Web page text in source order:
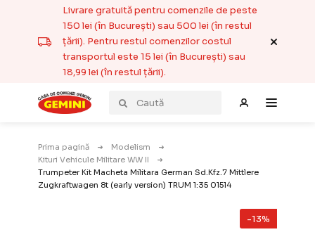
Livrare gratuită pentru comenzile de peste
150 lei (în București) sau 500 lei (în restul
țării). Pentru restul comenzilor costul
transportul este 15 lei (în București) sau
18,99 lei (în restul țării).
Prima pagină
Modelism
Kituri Vehicule Militare WW II
Trumpeter Kit Macheta Militara German Sd.Kfz.7 Mittlere
Zugkraftwagen 8t (early version) TRUM 1:35 01514
-13%